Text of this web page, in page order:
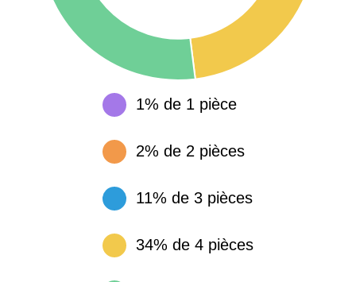
Toulon 4 284 €
3 382 €
1% de 1 pièce
2% de 2 pièces
11% de 3 pièces
34% de 4 pièces